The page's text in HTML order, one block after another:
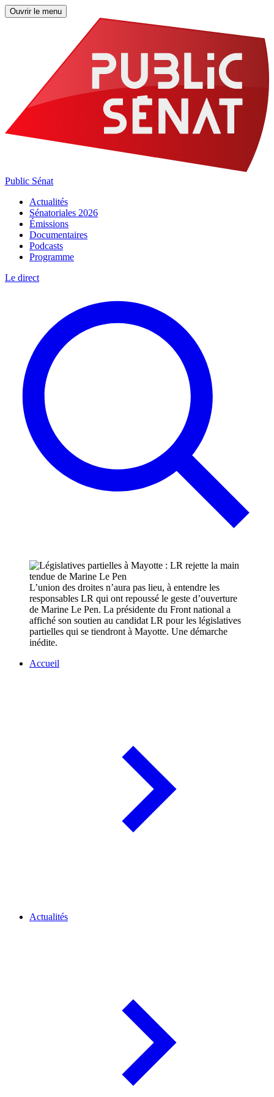
Ouvrir le menu
Public Sénat
Actualités
Sénatoriales 2026
Émissions
Documentaires
Podcasts
Programme
Le direct
L’union des droites n’aura pas lieu, à entendre les
responsables LR qui ont repoussé le geste d’ouverture
de Marine Le Pen. La présidente du Front national a
affiché son soutien au candidat LR pour les législatives
partielles qui se tiendront à Mayotte. Une démarche
inédite.
Accueil
Actualités